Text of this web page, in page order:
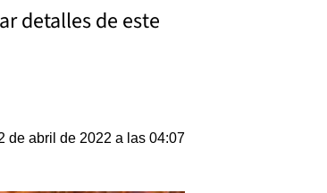
detalles de este
de abril de 2022 a las 04:07